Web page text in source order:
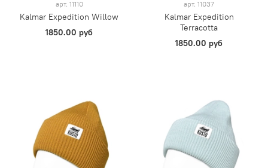
арт. 11110
Kalmar Expedition Willow
1850.00 руб
арт. 11037
Kalmar Expedition
Terracotta
1850.00 руб